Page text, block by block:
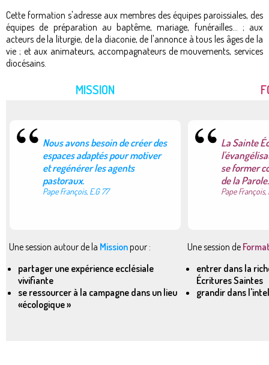
Cette formation s'adresse aux membres des équipes paroissiales, des
équipes de préparation au baptême, mariage, funérailles... ; aux
acteurs de la liturgie, de la diaconie, de l'annonce à tous les âges de la
vie ; et aux animateurs, accompagnateurs de mouvements, services
diocésains.
MISSION
Nous avons besoin de créer des
espaces adaptés pour motiver
et regénérer les agents
pastoraux.
Pape François, E.G 77
Une session autour de la Missionpour :
partager une expérience ecclésiale
vivifiante
se ressourcer à la campagne dans un lieu
«écologique »
La Sainte
se former
de la Parole.
Pape François,
Une session de
entrer dans la
Écritures Saintes
grandir dans